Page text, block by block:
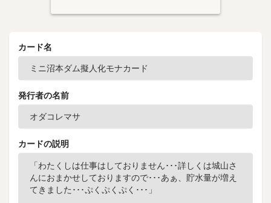
カード名
発行者の名前
カードの説明